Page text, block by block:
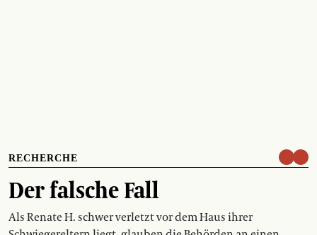
RECHERCHE
Der falsche Fall
Als Renate H. schwer verletzt vor dem Haus ihrer